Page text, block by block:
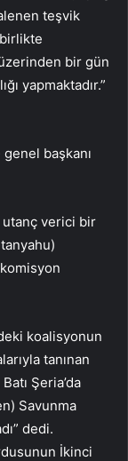
teşvik
üzerinden bir gün
yapmaktadır.”
başkanı
utanç verici bir
koalisyonun
tanınan
Şeria’da
Savunma
dedi.
İkinci